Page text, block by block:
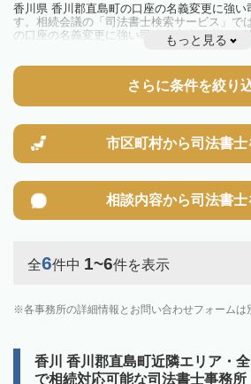
香川県 香川郡直島町の口座の名義変更に強
す。相続会議の「司法書士検索サービス」で
の口座の名義変更に強い司法書士事務所を一
相続のトラブルやお悩みを抱えている方は一
もっと見る
さらに条件を絞り
市区町村から司法書士
相談内容から司法書士
全6件中 1~6件を表示
各事務所の詳細情報とお問い合わせフォームは
香川 香川郡直島町近隣エリア・
で相続対応可能な司法書士事務所